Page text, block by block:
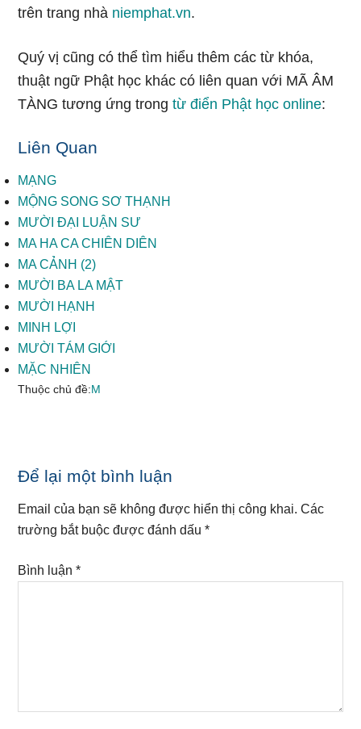
trên trang nhà niemphat.vn.
Quý vị cũng có thể tìm hiểu thêm các từ khóa,
thuật ngữ Phật học khác có liên quan với MÃ ÂM
TÀNG tương ứng trongtừ điển Phật học online:
Liên Quan
MẠNG
MỘNG SONG SƠ THẠNH
MƯỜI ĐẠI LUẬN SƯ
MA HA CA CHIÊN DIÊN
MA CẢNH (2)
MƯỜI BA LA MẬT
MƯỜI HẠNH
MINH LỢI
MƯỜI TÁM GIỚI
MẶC NHIÊN
Thuộc chủ đề:M
Reader
Interactions
Để lại một bình luận
Email của bạn sẽ không được hiển thị công khai. Các
trường bắt buộc được đánh dấu*
Bình luận*